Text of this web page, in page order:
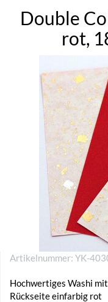
Double
rot,
Artikelnummer: YK-
Hochwertiges Washi
Rückseite einfarbig rot